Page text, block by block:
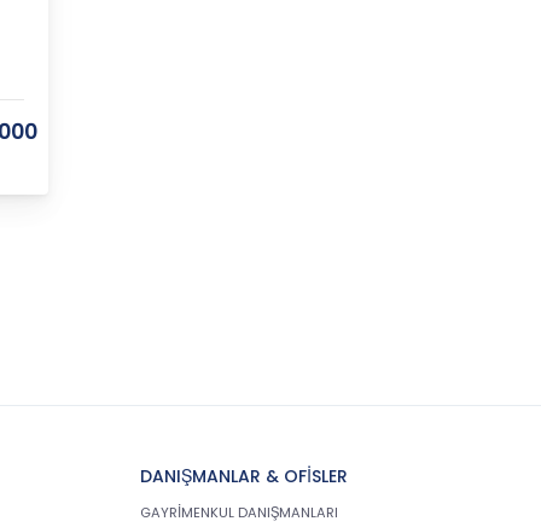
DANIŞMANLAR & OFİSLER
GAYRİMENKUL DANIŞMANLARI